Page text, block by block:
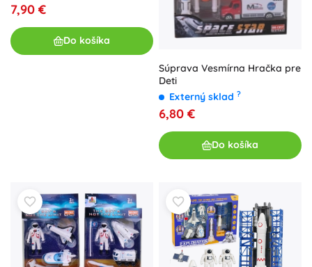
7,90 €
Do košíka
Súprava Vesmírna Hračka pre
Deti
Externý sklad ?
6,80 €
Do košíka